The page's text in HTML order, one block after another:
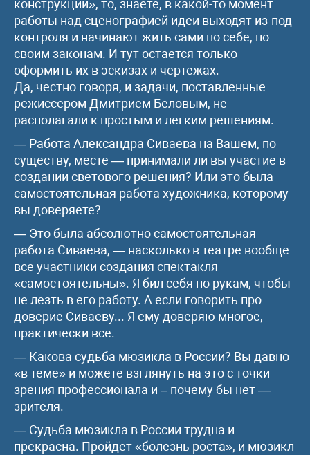
конструкции», то, знаете, в какой-то момент
работы над сценографией идеи выходят из-под
контроля и начинают жить сами по себе, по
своим законам. И тут остается только
оформить их в эскизах и чертежах.
Да, честно говоря, и задачи, поставленные
режиссером Дмитрием Беловым, не
располагали к простым и легким решениям.
— Работа Александра Сиваева на Вашем, по
существу, месте — принимали ли вы участие в
создании светового решения? Или это была
самостоятельная работа художника, которому
вы доверяете?
— Это была абсолютно самостоятельная
работа Сиваева, — насколько в театре вообще
все участники создания спектакля
«самостоятельны». Я бил себя по рукам, чтобы
не лезть в его работу. А если говорить про
доверие Сиваеву... Я ему доверяю многое,
практически все.
— Какова судьба мюзикла в России? Вы давно
«в теме» и можете взглянуть на это с точки
зрения профессионала и – почему бы нет —
зрителя.
— Судьба мюзикла в России трудна и
прекрасна. Пройдет «болезнь роста», и мюзикл